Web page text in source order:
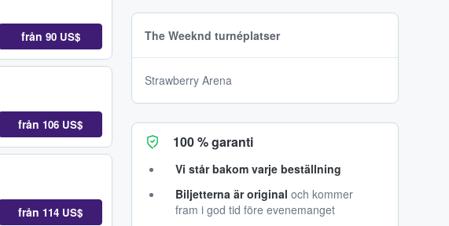
från 90 US$
från 106 US$
från 114 US$
The Weeknd turnéplatser
Strawberry Arena
100 % garanti
Vi står bakom varje beställning
Biljetterna är original och kommer
fram i god tid före evenemanget